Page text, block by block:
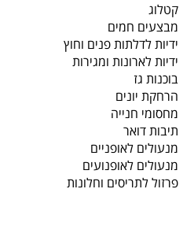
קטלוג
מבצעים חמים
ידיות לדלתות פנים וחוץ
ידיות לארונות ומגירות
בוכנות גז
הרחקת יונים
מחסומי חנייה
תיבות דואר
מנעולים לאופניים
מנעולים לאופנועים
פרזול לתריסים וחלונות